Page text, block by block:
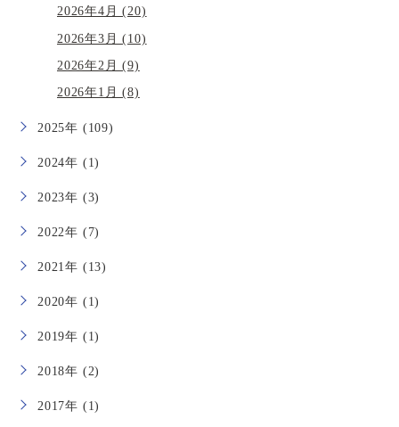
2026年4月 (20)
2026年3月 (10)
2026年2月 (9)
2026年1月 (8)
2025年 (109)
2024年 (1)
2023年 (3)
2022年 (7)
2021年 (13)
2020年 (1)
2019年 (1)
2018年 (2)
2017年 (1)